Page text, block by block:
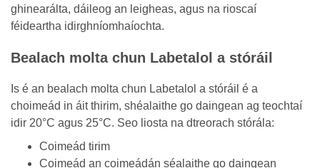
ghinearálta, dáileog an leigheas, agus na rioscaí
féideartha idirghníomhaíochta.
Bealach molta chun Labetalol a stóráil
Is é an bealach molta chun Labetalol a stóráil é a
choimeád in áit thirim, shéalaithe go daingean ag teochtaí
idir 20°C agus 25°C. Seo liosta na dtreorach stórála:
Coimeád tirim
Coimeád an coimeádán séalaithe go daingean